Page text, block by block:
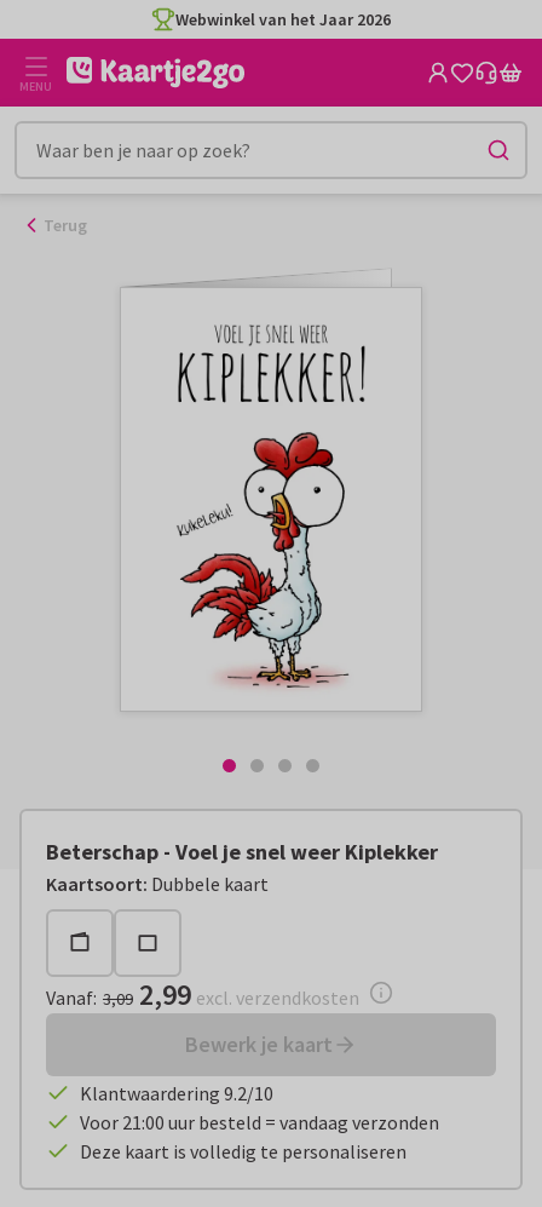
naar
inhoud
Webwinkel van het Jaar 2026
MENU
Terug
Beterschap - Voel je snel weer Kiplekker
Kaartsoort: Dubbele kaart
Vanaf: € 2,99 excl. verzendkosten
Vanaf: 3,09 2,99 excl. verzendkosten
Bewerk je kaart
Klantwaardering 9.2/10
Voor 21:00 uur besteld = vandaag verzonden
Deze kaart is volledig te personaliseren